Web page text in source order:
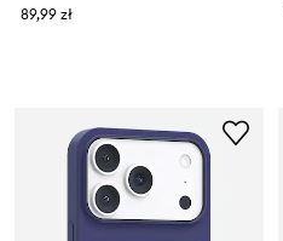
89,99 zł